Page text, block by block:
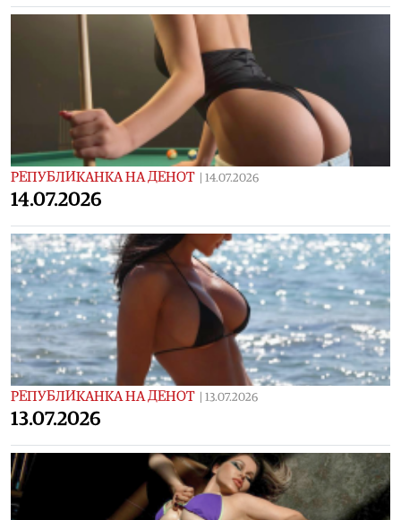
РЕПУБЛИКАНКА НА ДЕНОТ 14.07.2026
14.07.2026
РЕПУБЛИКАНКА НА ДЕНОТ 13.07.2026
13.07.2026